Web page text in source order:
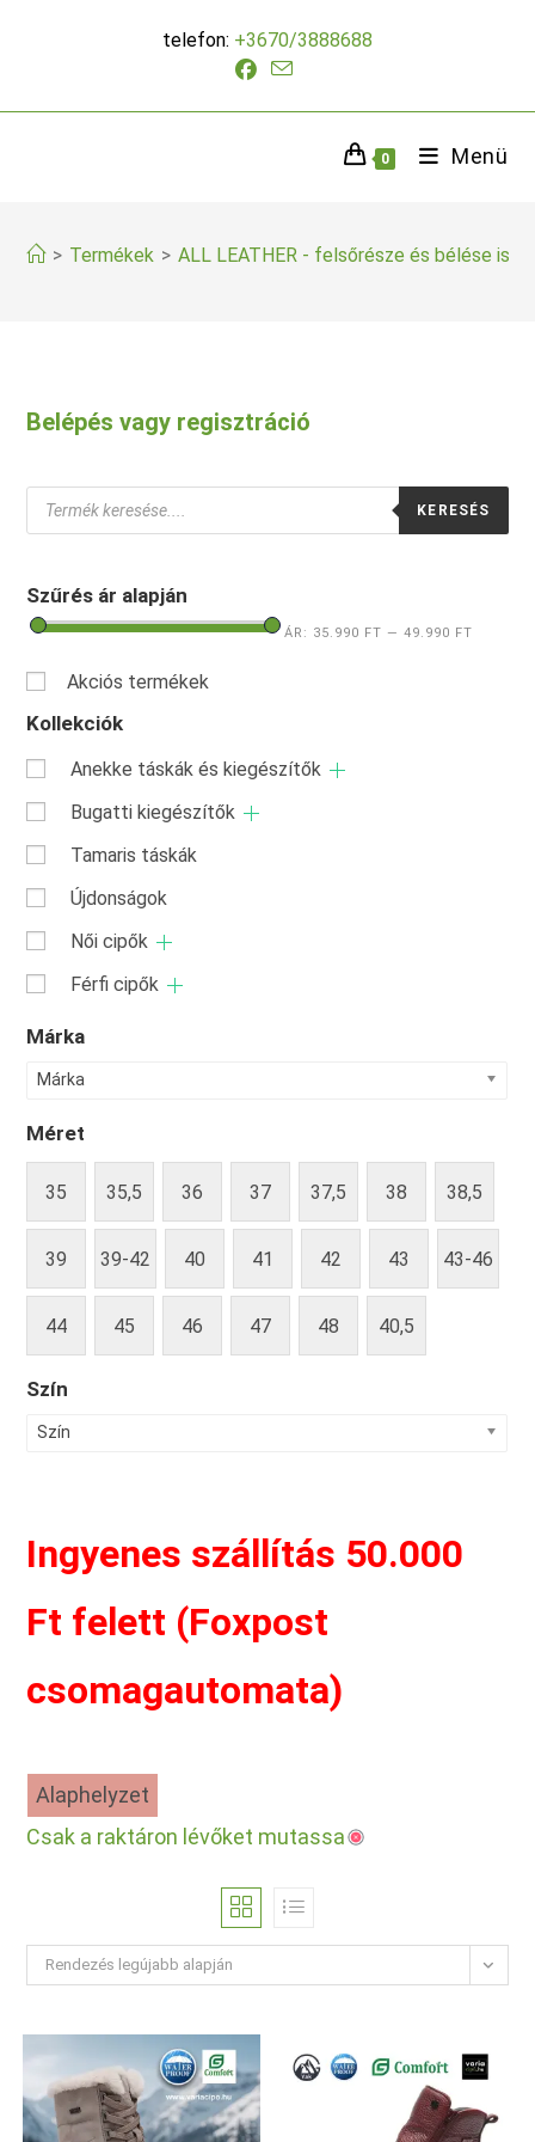
telefon: +3670/3888688
0 Menü
> Termékek > ALL LEATHER - felsőrésze és bélése is
Belépés vagy regisztráció
Products
search
KERESÉS
Szűrés ár alapján
ÁR: 35.990 FT —49.990 FT
Akciós termékek
Kollekciók
Anekke táskák és kiegészítők
Bugatti kiegészítők
Tamaris táskák
Újdonságok
Női cipők
Férfi cipők
Márka
Márka
Méret
35 35,5 36 37 37,5 38 38,5
39 39-42 40 41 42 43 43-46
44 45 46 47 48 40,5
Szín
Szín
Ingyenes szállítás 50.000
Ft felett (Foxpost
csomagautomata)
Alaphelyzet
Csak a raktáron lévőket mutassa
Rendezés legújabb alapján